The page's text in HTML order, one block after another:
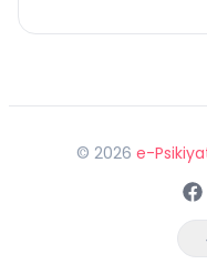
© 2026 e-